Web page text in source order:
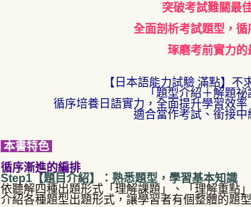
突破考試難關最
全面剖析考試題型，循
琢磨考前實力的
【日本語能力試驗 滿點】不
「題型介紹＋解題祕
循序培養日語實力，全面提升學習效率
適合當作考試、銜接中
本書特色
循序漸進的編排
Step1【題目介紹】：熟悉題型，學習基本知識
依聽解四種出題形式「理解課題」、「理解重點
介紹各種題型出題形式，讓學習者有個整體的題